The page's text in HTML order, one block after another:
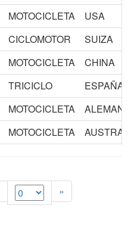
MOTOCICLETA
USA
CICLOMOTOR
SUIZA
MOTOCICLETA
CHINA
TRICICLO
ESPAÑA
MOTOCICLETA
MOTOCICLETA
»